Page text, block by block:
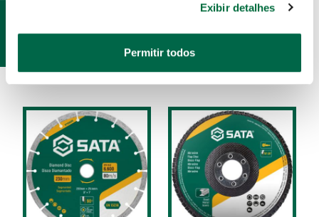
Exibir detalhes
Permitir todos